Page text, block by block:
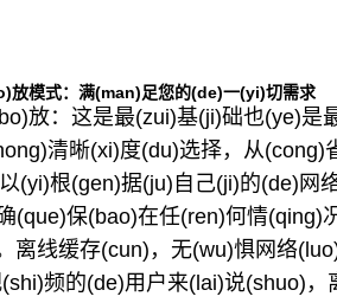
放模式：满(man)足您的(de)一(yi)切需求
放：这是最(zui)基(ji)础也(ye)是
清晰(xi)度(du)选择，从
(yi)根(gen)据(ju)自己(ji)的(de)网
(que)保(bao)在任(ren)何情(qing)
离线缓存(cun)，无(wu)惧网络
频的(de)用户来(lai)说(shuo)